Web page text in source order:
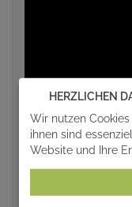
HERZLICHEN
Wir nutzen
ihnen sind
Website und Ihre